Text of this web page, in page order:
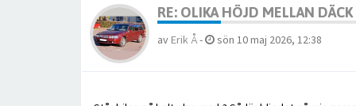
RE: OLIKA HÖJD MELLAN
av Erik Å- sön 10 maj 2026, 12:38